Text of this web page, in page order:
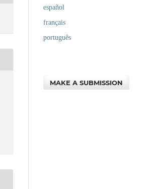
español
français
português
MAKE A SUBMISSION